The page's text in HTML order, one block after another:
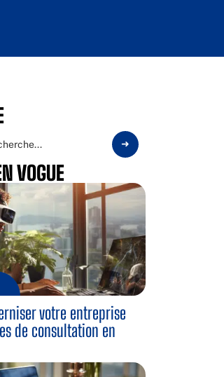
VOGUE
votre entreprise
de consultation en